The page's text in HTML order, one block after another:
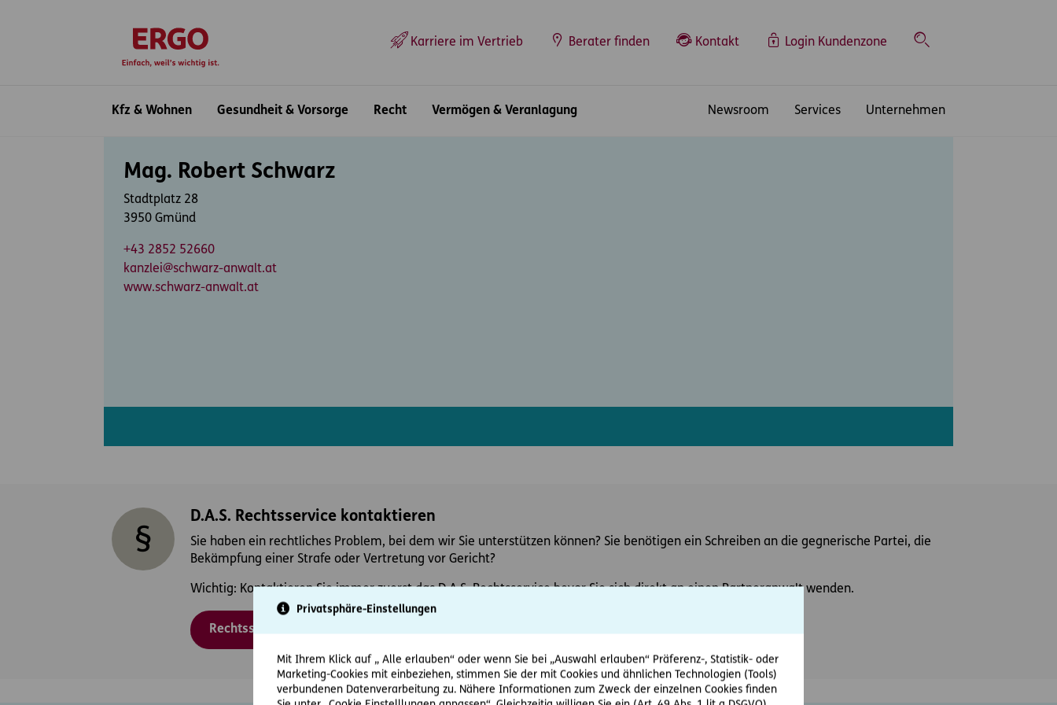
Privatsphäre-Einstellungen
Mit Ihrem Klick auf „ Alle erlauben“ oder wenn Sie bei „Auswahl erlauben“ Präferenz-, Statistik- oder
Marketing-Cookies mit einbeziehen, stimmen Sie der mit Cookies und ähnlichen Technologien (Tools)
verbundenen Datenverarbeitung zu. Nähere Informationen zum Zweck der einzelnen Cookies finden
Karriere im Vertrieb Berater finden Kontakt Login Kundenzone
Suche
Kfz & Wohnen
Gesundheit & Vorsorge Recht Vermögen & Veranlagung Newsroom Services Unternehmen
Mag. Robert Schwarz
Stadtplatz 28
3950 Gmünd
+43 2852 52660
kanzlei@schwarz-anwalt.at
www.schwarz-anwalt.at
D.A.S. Rechtsservice kontaktieren
Sie haben ein rechtliches Problem, bei dem wir Sie unterstützen können? Sie benötigen ein Schreiben an die gegnerische Partei, die
Bekämpfung einer Strafe oder Vertretung vor Gericht?
Wichtig: Kontaktieren Sie immer zuerst das D.A.S. Rechtsservice bevor Sie sich direkt an einen Partneranwalt wenden.
Rechtsschutzfall melden